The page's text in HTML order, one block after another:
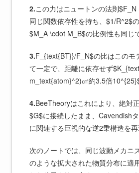
2.この力はニュートンの法則
同じ関数依存性を持ち、$1/R^2$
$M_A \cdot M_B$の比例性も同じで
3.F_{text{BT}}/F_N$の比はこのモ
て一定で、距離に依存せず
m_text{atom}^2)㎤約3.5倍
4.BeeTheoryはこれにより、絶対
$G$に接続したまま、Cavendish
に関連する巨視的な逆2乗構造を再
次のノートでは、同じ波動メカニ
のような拡大された物質分布に適